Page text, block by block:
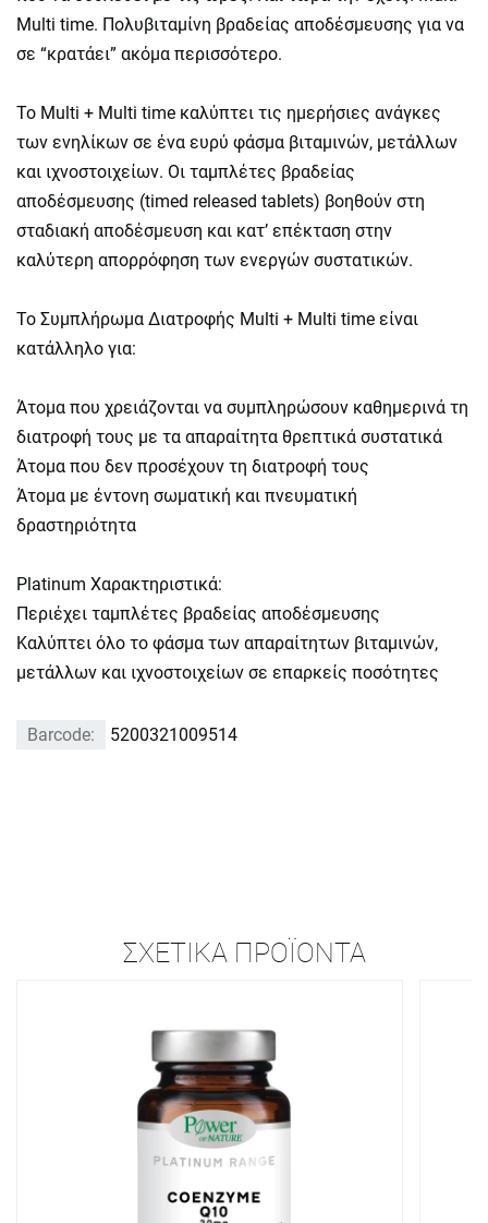
Multi time. Πολυβιταμίνη βραδείας αποδέσμευσης για να
σε “κρατάει” ακόμα περισσότερο.
To Multi + Multi time καλύπτει τις ημερήσιες ανάγκες
των ενηλίκων σε ένα ευρύ φάσμα βιταμινών, μετάλλων
και ιχνοστοιχείων. Oι ταμπλέτες βραδείας
αποδέσμευσης (timed released tablets) βοηθούν στη
σταδιακή αποδέσμευση και κατ’ επέκταση στην
καλύτερη απορρόφηση των ενεργών συστατικών.
Το Συμπλήρωμα Διατροφής Multi + Multi time είναι
κατάλληλο για:
Άτομα που χρειάζονται να συμπληρώσουν καθημερινά τη
διατροφή τους με τα απαραίτητα θρεπτικά συστατικά
Άτομα που δεν προσέχουν τη διατροφή τους
Άτομα με έντονη σωματική και πνευματική
δραστηριότητα
Platinum Χαρακτηριστικά:
Περιέχει ταμπλέτες βραδείας αποδέσμευσης
Καλύπτει όλο το φάσμα των απαραίτητων βιταμινών,
μετάλλων και ιχνοστοιχείων σε επαρκείς ποσότητες
Barcode: 5200321009514
ΣΧΕΤΙΚΆ ΠΡΟΪΌΝΤΑ